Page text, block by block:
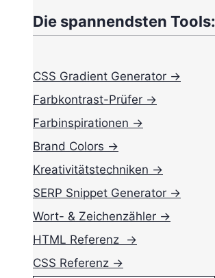
Die spannendsten Tools:
CSS Gradient Generator →
Farbkontrast-Prüfer →
Farbinspirationen →
Brand Colors →
Kreativitätstechniken →
SERP Snippet Generator →
Wort- & Zeichenzähler →
HTML Referenz →
CSS Referenz →